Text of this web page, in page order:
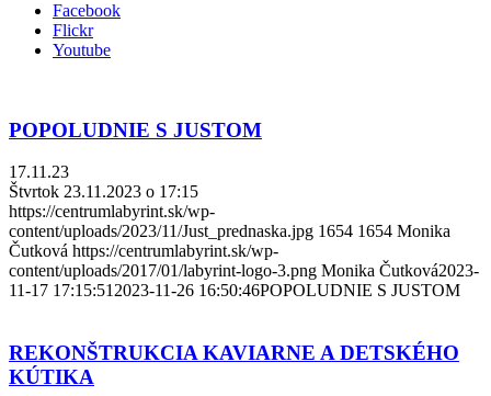
Facebook
Flickr
Youtube
POPOLUDNIE S JUSTOM
17.11.23
Štvrtok 23.11.2023 o 17:15
https://centrumlabyrint.sk/wp-
content/uploads/2023/11/Just_prednaska.jpg 1654 1654 Monika
Čutková https://centrumlabyrint.sk/wp-
content/uploads/2017/01/labyrint-logo-3.png Monika Čutková2023-
11-17 17:15:512023-11-26 16:50:46POPOLUDNIE S JUSTOM
REKONŠTRUKCIA KAVIARNE A DETSKÉHO
KÚTIKA